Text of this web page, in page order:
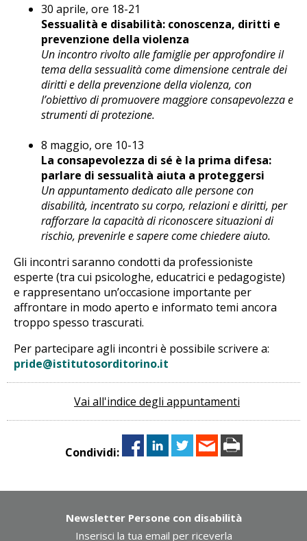
30 aprile, ore 18-21
Sessualità e disabilità: conoscenza, diritti e
prevenzione della violenza
Un incontro rivolto alle famiglie per approfondire il
tema della sessualità come dimensione centrale dei
diritti e della prevenzione della violenza, con
l’obiettivo di promuovere maggiore consapevolezza e
strumenti di protezione.
8 maggio, ore 10-13
La consapevolezza di sé è la prima difesa:
parlare di sessualità aiuta a proteggersi
Un appuntamento dedicato alle persone con
disabilità, incentrato su corpo, relazioni e diritti, per
rafforzare la capacità di riconoscere situazioni di
rischio, prevenirle e sapere come chiedere aiuto.
Gli incontri saranno condotti da professioniste
esperte (tra cui psicologhe, educatrici e pedagogiste)
e rappresentano un’occasione importante per
affrontare in modo aperto e informato temi ancora
troppo spesso trascurati.
Per partecipare agli incontri è possibile scrivere a:
pride@istitutosorditorino.it
Vai all'indice degli appuntamenti
Condividi:
Newsletter Persone con disabilità
Inserisci la tua email per riceverla